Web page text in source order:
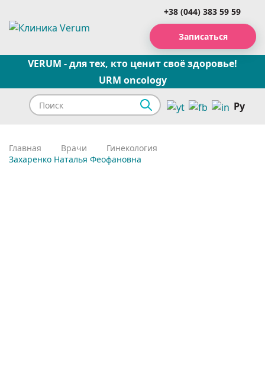
+38 (044) 383 59 59
Записаться
VERUM - для тех, кто ценит своё здоровье!
URM oncology
Ру
Главная Врачи
Гинекология
Захаренко Наталья Феофановна